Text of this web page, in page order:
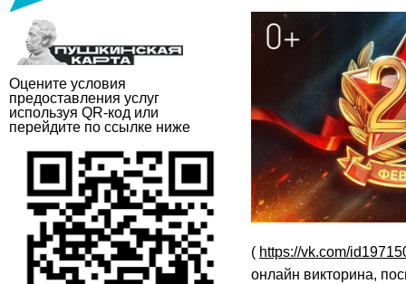
Оцените условия
предоставления услуг
используя QR-код или
перейдите по ссылке ниже
( https://vk.com/
онлайн викторина,